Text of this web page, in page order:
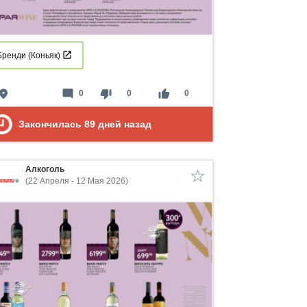
(Коньяк)
thumb_down 0 thumb_up 0
mode_comment 0
Закончилась 89 дней назад
Алкоголь
(22 Апреля - 12 Мая 2026)